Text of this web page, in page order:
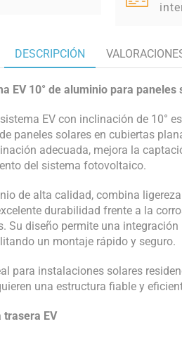
DESCRIPCIÓN
EV 10° de aluminio para paneles
EV con inclinación de 10°
paneles solares en cubiertas
adecuada, mejora la
del sistema fotovoltaico.
de alta calidad, combina
durabilidad frente a la
Su diseño permite una
un montaje rápido y seguro.
para instalaciones solares
una estructura fiable y
trasera EV